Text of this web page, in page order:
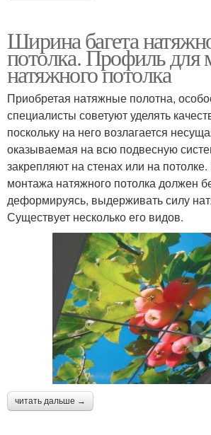
Ширина багета
потолка. Профиль для
натяжного потолка
Приобретая натяжные полотна,
специалисты советуют уделять
поскольку на него возлагается
оказываемая на всю подвесную
закрепляют на стенах или на
монтажа натяжного потолка должен
деформируясь, выдерживать силу
Существует несколько его видов.
читать дальше →